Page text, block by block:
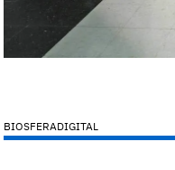
BIOSFERADIGITAL